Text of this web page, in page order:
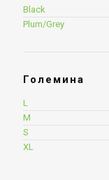
Black
Plum/Grey
Големина
L
M
S
XL